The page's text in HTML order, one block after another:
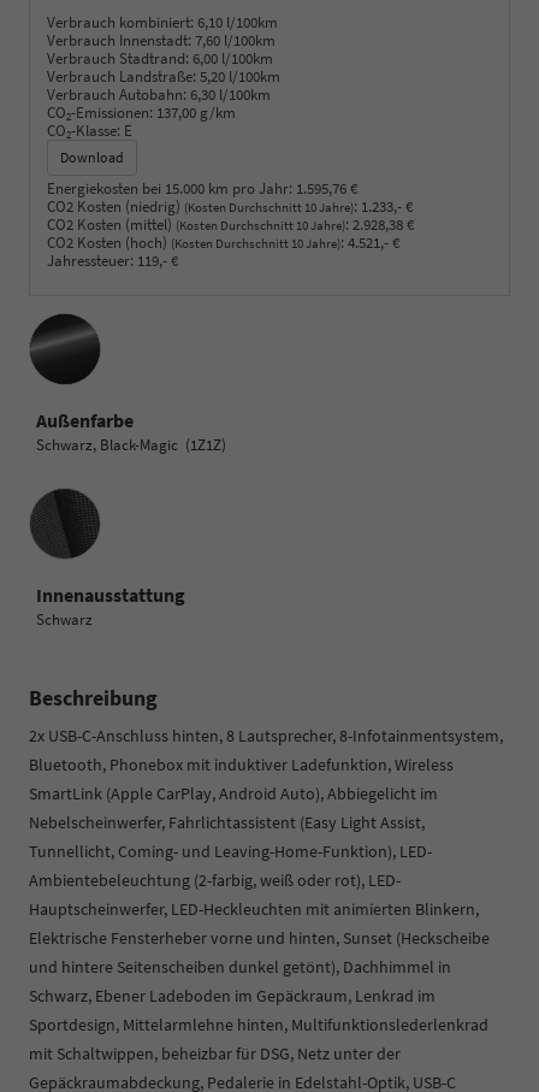
Verbrauch kombiniert: 6,10 l/100km
Verbrauch Innenstadt: 7,60 l/100km
Verbrauch Stadtrand: 6,00 l/100km
Verbrauch Landstraße: 5,20 l/100km
Verbrauch Autobahn: 6,30 l/100km
CO2-Emissionen: 137,00 g/km
CO2-Klasse: E
Download
Energiekosten bei 15.000 km pro Jahr: 1.595,76 €
CO2 Kosten (niedrig) (Kosten Durchschnitt 10 Jahre): 1.233,- €
CO2 Kosten (mittel) (Kosten Durchschnitt 10 Jahre): 2.928,38 €
CO2 Kosten (hoch) (Kosten Durchschnitt 10 Jahre): 4.521,- €
Jahressteuer: 119,- €
Außenfarbe
Schwarz, Black-Magic (1Z1Z)
Innenausstattung
Innenausstattung
Schwarz
Beschreibung
2x USB-C-Anschluss hinten, 8 Lautsprecher, 8-Infotainmentsystem,
Bluetooth, Phonebox mit induktiver Ladefunktion, Wireless
SmartLink (Apple CarPlay, Android Auto), Abbiegelicht im
Nebelscheinwerfer, Fahrlichtassistent (Easy Light Assist,
Tunnellicht, Coming- und Leaving-Home-Funktion), LED-
Ambientebeleuchtung (2-farbig, weiß oder rot), LED-
Hauptscheinwerfer, LED-Heckleuchten mit animierten Blinkern,
Elektrische Fensterheber vorne und hinten, Sunset (Heckscheibe
und hintere Seitenscheiben dunkel getönt), Dachhimmel in
Schwarz, Ebener Ladeboden im Gepäckraum, Lenkrad im
Sportdesign, Mittelarmlehne hinten, Multifunktionslederlenkrad
mit Schaltwippen, beheizbar für DSG, Netz unter der
Gepäckraumabdeckung, Pedalerie in Edelstahl-Optik, USB-C